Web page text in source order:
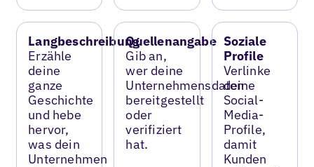
Langbeschreibung
Erzähle
deine
ganze
Geschichte
und hebe
hervor,
was dein
Unternehmen
Quellenangabe
Gib an,
wer deine
Unternehmensdaten
bereitgestellt
oder
verifiziert
hat.
Soziale
Profile
Verlinke
deine
Social-
Media-
Profile,
damit
Kunden